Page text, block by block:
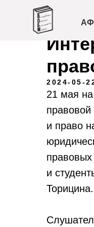
2024-05-
21 мая
и право
и
Торицина.